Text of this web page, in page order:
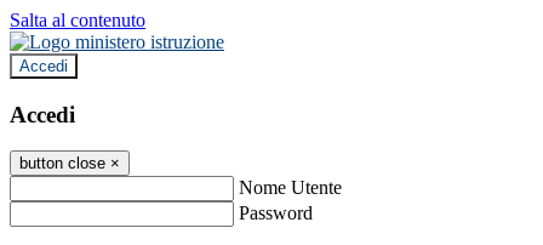
Salta al contenuto
Accedi
Accedi
button close ×
Nome Utente
Password